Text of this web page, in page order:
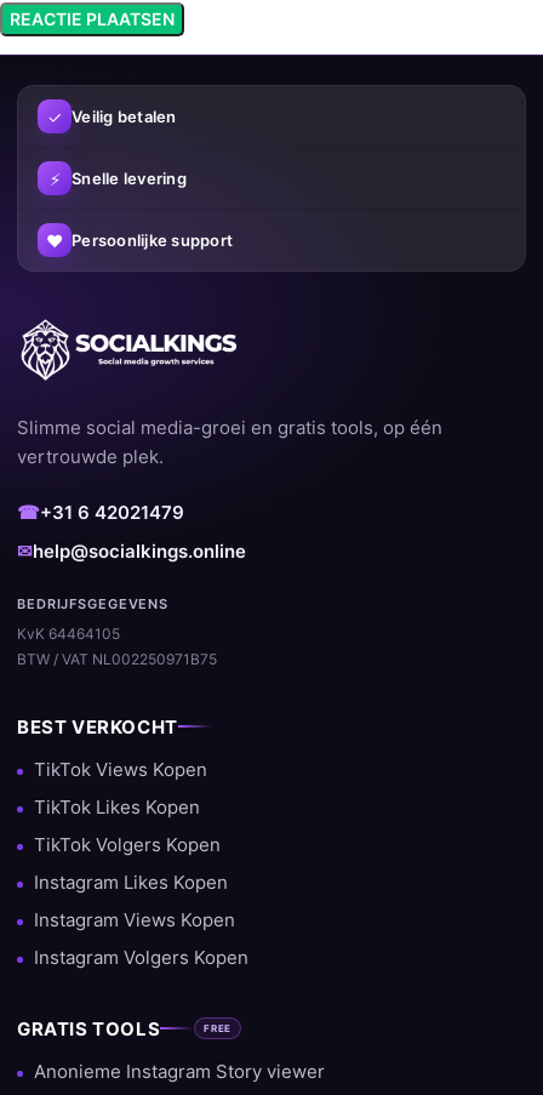
✓ Veilig betalen
⚡ Snelle levering
♥ Persoonlijke support
Slimme social media-groei en gratis tools, op één
vertrouwde plek.
☎+31 6 42021479
✉help@socialkings.online
BEDRIJFSGEGEVENS
KvK 64464105
BTW / VAT NL002250971B75
BEST VERKOCHT
TikTok Views Kopen
TikTok Likes Kopen
TikTok Volgers Kopen
Instagram Likes Kopen
Instagram Views Kopen
Instagram Volgers Kopen
GRATIS TOOLS FREE
Anonieme Instagram Story viewer